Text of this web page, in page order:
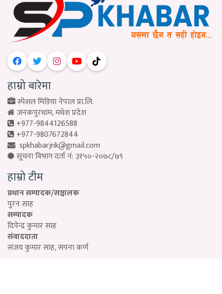
हाम्रो बारेमा
स्पेशल मिडिया नेपाल प्रा.लि.
जनकपुरधाम, मधेश प्रदेश
+977-9844126588
+977-9807672844
spkhabarjnk@gmail.com
सूचना विभाग दर्ता नं: ३१५०-२०७८/७९
हाम्रो टीम
प्रधान सम्पादक/सञ्चालक
पुरन साह
सम्पादक
दिपेन्द्र कुमार साह
संवाददाता
संजय कुमार साह, सपना कर्ण